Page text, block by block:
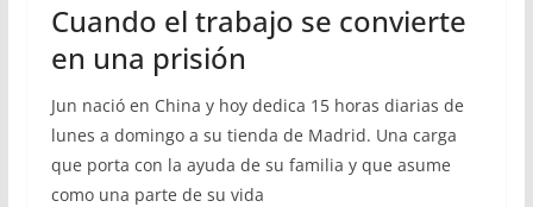
Cuando el trabajo se convierte
en una prisión
Jun nació en China y hoy dedica 15 horas diarias de
lunes a domingo a su tienda de Madrid. Una carga
que porta con la ayuda de su familia y que asume
como una parte de su vida